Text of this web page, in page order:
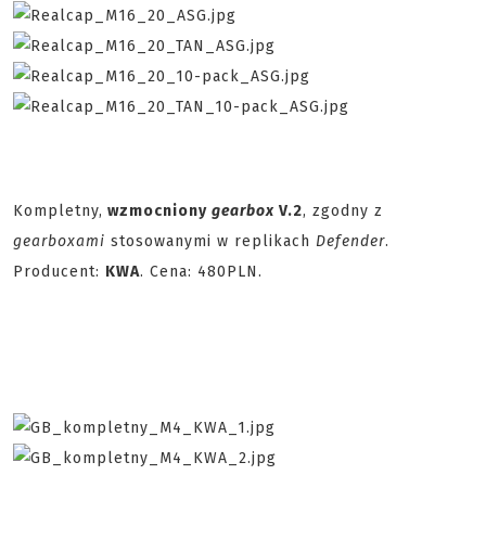
Kompletny, wzmocniony gearbox V.2, zgodny z
gearboxami stosowanymi w replikach Defender.
Producent: KWA. Cena: 480PLN.